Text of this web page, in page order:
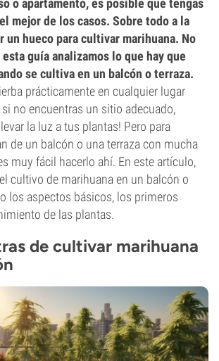
o apartamento, es posible que tengas
mejor de los casos. Sobre todo a la
un hueco para cultivar marihuana. No
guía analizamos lo que hay que
se cultiva en un balcón o terraza.
prácticamente en cualquier lugar
no encuentras un sitio adecuado,
la luz a tus plantas! Pero para
de un balcón o una terraza con mucha
muy fácil hacerlo ahí. En este artículo,
cultivo de marihuana en un balcón o
los aspectos básicos, los primeros
de las plantas.
de cultivar marihuana